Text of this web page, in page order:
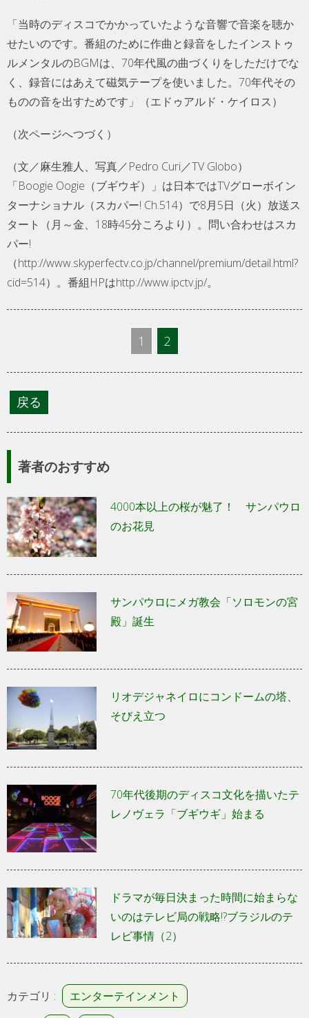
「当時のディスコでかかっていたような音響で音楽を聴か
せたいのです。番組のために作曲と録音をしたインストゥ
ルメンタルのBGMは、70年代風の曲づくりをしただけでな
く、録音にはあえて磁気テープを使いました。70年代その
ものの音を出すためです」（エドゥアルド・ケイロス）
（次ページへつづく）
（文／麻生雅人、写真／Pedro Curi／TV Globo）
「Boogie Oogie（ブギウギ）」は日本ではTVグローボイン
ターナショナル（スカパー! Ch.514）で8月5日（火）放送ス
タート（月～金、18時45分ころより）。問い合わせはスカ
パー!
（http://www.skyperfectv.co.jp/channel/premium/detail.html?
cid=514）。番組HPはhttp://www.ipctv.jp/。
1 2
著者のおすすめ
4000本以上の桜が魅了！ サンパウロ
のお花見
サンパウロにメガ教会「ソロモンの宮
殿」誕生
リオデジャネイロにコンドームの塔、
そびえ立つ
70年代後期のディスコ文化を描いたテ
レノヴェラ「ブギウギ」始まる
ドラマが毎日決まった時間に始まらな
いのはテレビ局の戦略!?ブラジルのテ
レビ事情（2）
カテゴリ : エンターテインメント